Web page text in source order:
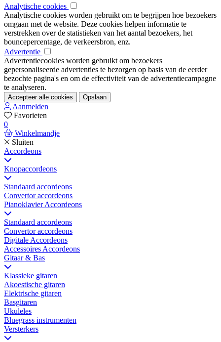
Analytische cookies
Analytische cookies worden gebruikt om te begrijpen hoe bezoekers
omgaan met de website. Deze cookies helpen informatie te
verstrekken over de statistieken van het aantal bezoekers, het
bouncepercentage, de verkeersbron, enz.
Advertentie
Advertentiecookies worden gebruikt om bezoekers
gepersonaliseerde advertenties te bezorgen op basis van de eerder
bezochte pagina's en om de effectiviteit van de advertentiecampagne
te analyseren.
Accepteer alle cookies Opslaan
Aanmelden
Favorieten
0
Winkelmandje
Sluiten
Accordeons
Knopaccordeons
Standaard accordeons
Convertor accordeons
Pianoklavier Accordeons
Standaard accordeons
Convertor accordeons
Digitale Accordeons
Accessoires Accordeons
Gitaar & Bas
Klassieke gitaren
Akoestische gitaren
Elektrische gitaren
Basgitaren
Ukuleles
Bluegrass instrumenten
Versterkers